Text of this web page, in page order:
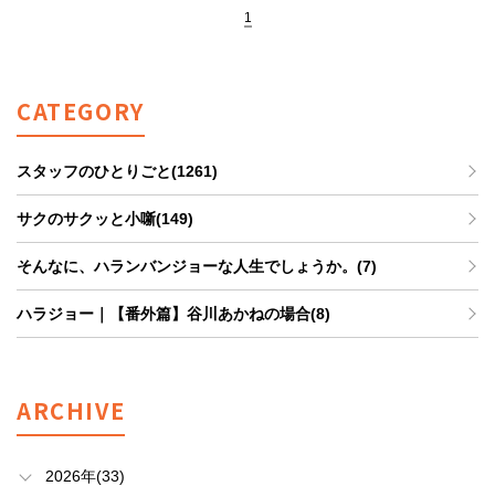
CATEGORY
スタッフのひとりごと(1261)
サクのサクッと小噺(149)
そんなに、ハランバンジョーな人生でしょうか。(7)
ハラジョー｜【番外篇】谷川あかねの場合(8)
ARCHIVE
2026年(33)
1